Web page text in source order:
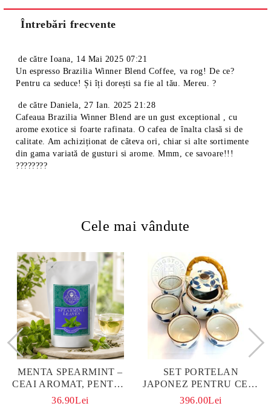
Întrebări frecvente
de cătreIoana, 14 Mai 2025 07:21
Un espresso Brazilia Winner Blend Coffee, va rog! De ce?
Pentru ca seduce! Și îți dorești sa fie al tău. Mereu. ?
de cătreDaniela,27 Ian. 2025 21:28
Cafeaua Brazilia Winner Blend are un gust exceptional , cu
arome exotice si foarte rafinata. O cafea de înalta clasă si de
calitate. Am achiziționat de câteva ori, chiar si alte sortimente
din gama variată de gusturi si arome. Mmm, ce savoare!!!
????????
Cele mai vândute
MENTA SPEARMINT –
CEAI AROMAT, PENTRU
CALM ȘI BENEFIC
36.90Lei
SET PORTELAN
JAPONEZ PENTRU CEAI
HANAKO, CEAINIC SI 4
396.00Lei